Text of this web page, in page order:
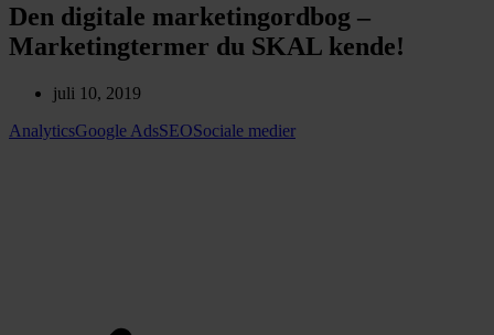
Den digitale marketingordbog –
Marketingtermer du SKAL kende!
juli 10, 2019
AnalyticsGoogle AdsSEOSociale medier